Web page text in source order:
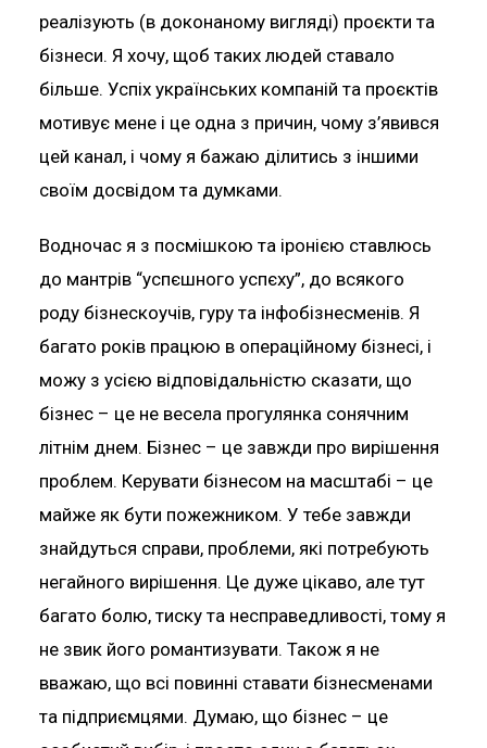
реалізують (в доконаному вигляді) проєкти та
бізнеси. Я хочу, щоб таких людей ставало
більше. Успіх українських компаній та проєктів
мотивує мене і це одна з причин, чому з’явився
цей канал, і чому я бажаю ділитись з іншими
своїм досвідом та думками.
Водночас я з посмішкою та іронією ставлюсь
до мантрів “успєшного успєху”, до всякого
роду бізнескоучів, гуру та інфобізнесменів. Я
багато років працюю в операційному бізнесі, і
можу з усією відповідальністю сказати, що
бізнес – це не весела прогулянка сонячним
літнім днем. Бізнес – це завжди про вирішення
проблем. Керувати бізнесом на масштабі – це
майже як бути пожежником. У тебе завжди
знайдуться справи, проблеми, які потребують
негайного вирішення. Це дуже цікаво, але тут
багато болю, тиску та несправедливості, тому я
не звик його романтизувати. Також я не
вважаю, що всі повинні ставати бізнесменами
та підприємцями. Думаю, що бізнес – це